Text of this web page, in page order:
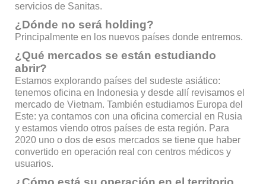
servicios de Sanitas.
¿Dónde no será holding?
Principalmente en los nuevos países donde entremos.
¿Qué mercados se están estudiando
abrir?
Estamos explorando países del sudeste asiático:
tenemos oficina en Indonesia y desde allí revisamos el
mercado de Vietnam. También estudiamos Europa del
Este: ya contamos con una oficina comercial en Rusia
y estamos viendo otros países de esta región. Para
2020 uno o dos de esos mercados se tiene que haber
convertido en operación real con centros médicos y
usuarios.